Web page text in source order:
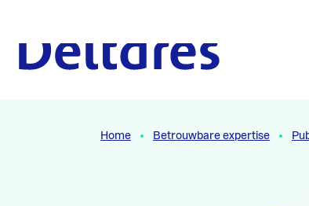
Home Betrouwbare expertise